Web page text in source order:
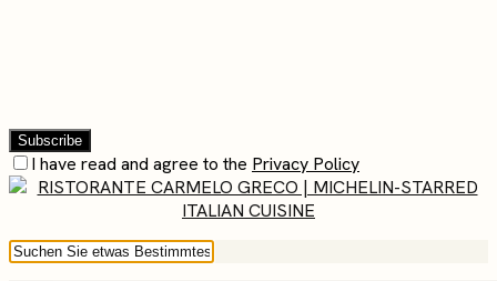
I have read and agree to the Privacy Policy